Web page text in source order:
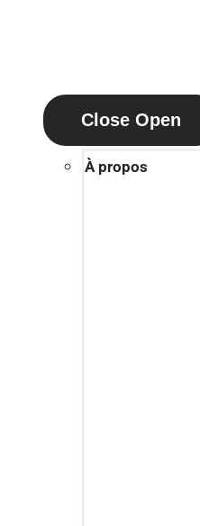
Close Open
À propos